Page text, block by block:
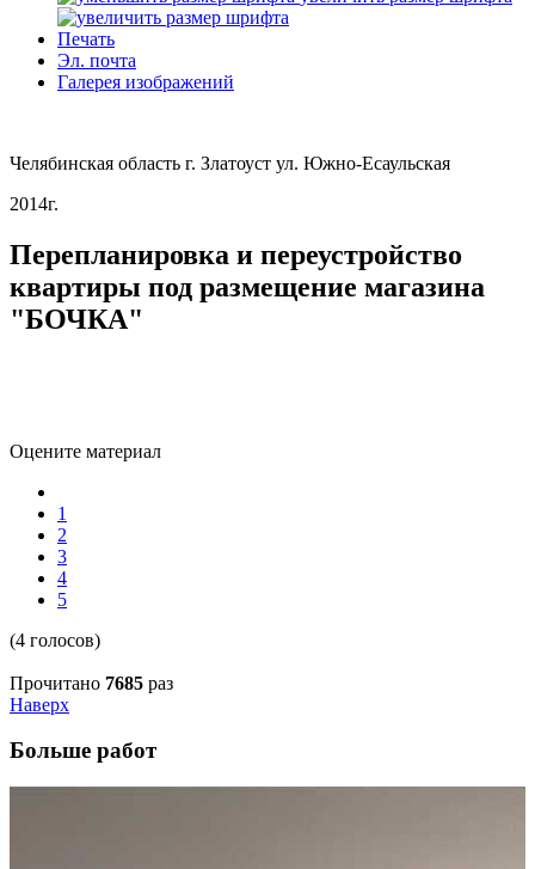
Печать
Эл. почта
Галерея изображений
Челябинская область г. Златоуст ул. Южно-Есаульская
2014г.
Перепланировка и переустройство
квартиры под размещение магазина
"БОЧКА"
Оцените материал
1
2
3
4
5
(4 голосов)
Прочитано 7685 раз
Наверх
Больше работ